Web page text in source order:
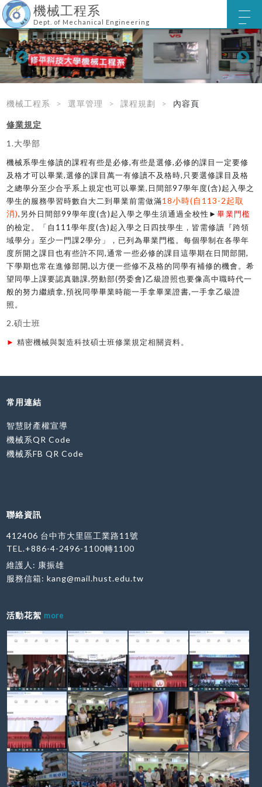
機械工程系
Dept. of Mechanical Engineering
機械工程系 選單管理 課程規劃 內容頁
修業規定
1.大學部
機械系學生修讀的課程有些是必修,有些是選修,必修的課目一定要修
及格才可以畢業,選修的課目萬一有修讀不及格時,只要選修課目及格
之總學分至少合乎系上規定也可以畢業,日間部97學年度(含)起入學之
學生的服務學習時數自大二到畢業前需做滿18小時(自113-2起取
消),另外日間部99學年度(含)起入學之學生須通過全校性►畢業門檻
的檢定。「自111學年度(含)起入學之日四技學生，皆需修讀『跨領
域學分』至少一門課2學分」，已列為畢業門檻。每個學制在各學年
度所開之課目也有些許不同,通常一些必修的課目這學期在日間部開,
下學期也常在進修部開,以方便一些修不及格的同學有補修的機會。希
望同學上課要認真聽課,勞動部(勞委會)乙級證照也要像高中職時代一
般的努力繼續拿,預祝同學畢業時能一手拿畢業證書,一手拿乙級證
照。
2.碩士班
► 精密機械與製造科技碩士班修業規定相關資料。
常用連結
智慧財產權宣導
機械系QR Code
機械系FB QR Code
聯絡資訊
412406 台中市大里區工業路11號
TEL.+886-4-2496-1100轉1100
維護人: 康振雄
服務信箱:kang@mail.hust.edu.tw
活動花絮 more